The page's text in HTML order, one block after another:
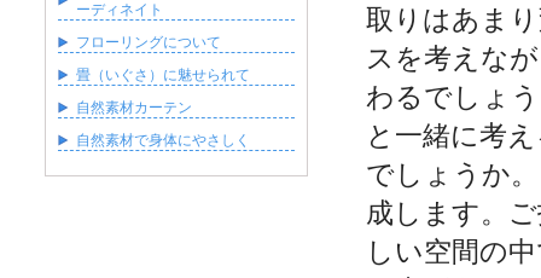
取りはあま
スを考えな
わるでしょ
と一緒に考
でしょうか
成します。
しい空間の
ーディネイト
フローリングについて
畳（いぐさ）に魅せられて
自然素材カーテン
自然素材で身体にやさしく